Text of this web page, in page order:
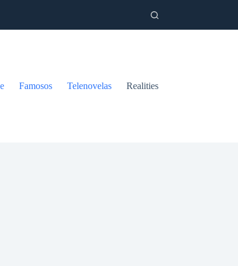
Famosos Telenovelas Realities